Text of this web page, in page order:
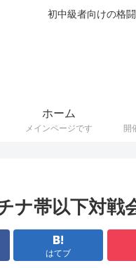
初中級者向けの格
ホーム
メインページです
開
ナ帯以下対戦
はてブ